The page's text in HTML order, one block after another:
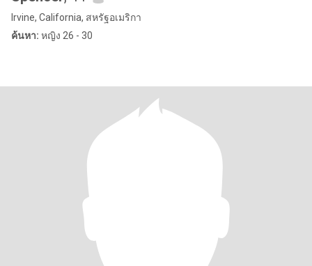
Irvine, California, สหรัฐอเมริกา
ค้นหา: หญิง 26 - 30